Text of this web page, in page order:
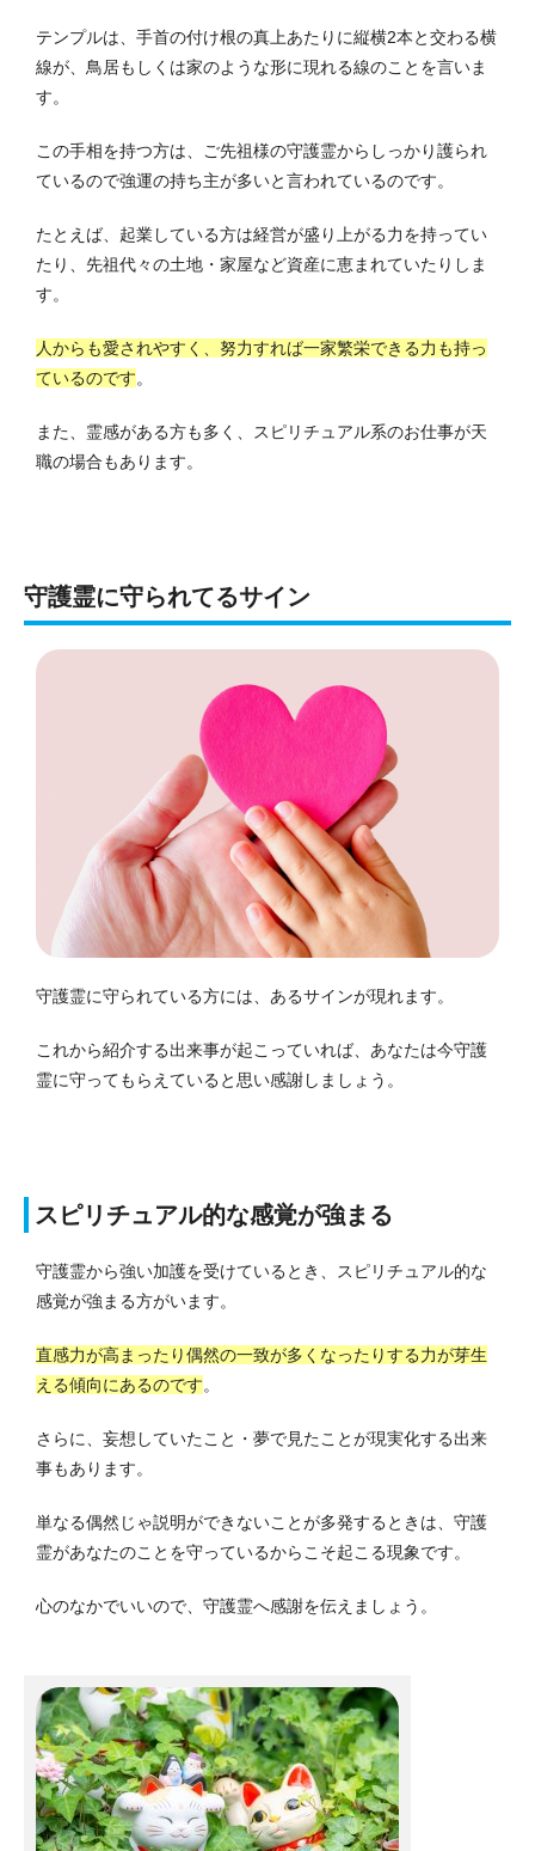
テンプルは、手首の付け根の真上あたりに縦横2本と交わる横
線が、鳥居もしくは家のような形に現れる線のことを言いま
す。
この手相を持つ方は、ご先祖様の守護霊からしっかり護られ
ているので強運の持ち主が多いと言われているのです。
たとえば、起業している方は経営が盛り上がる力を持ってい
たり、先祖代々の土地・家屋など資産に恵まれていたりしま
す。
人からも愛されやすく、努力すれば一家繁栄できる力も持っ
ているのです。
また、霊感がある方も多く、スピリチュアル系のお仕事が天
職の場合もあります。
守護霊に守られてるサイン
守護霊に守られている方には、あるサインが現れます。
これから紹介する出来事が起こっていれば、あなたは今守護
霊に守ってもらえていると思い感謝しましょう。
スピリチュアル的な感覚が強まる
守護霊から強い加護を受けているとき、スピリチュアル的な
感覚が強まる方がいます。
直感力が高まったり偶然の一致が多くなったりする力が芽生
える傾向にあるのです。
さらに、妄想していたこと・夢で見たことが現実化する出来
事もあります。
単なる偶然じゃ説明ができないことが多発するときは、守護
霊があなたのことを守っているからこそ起こる現象です。
心のなかでいいので、守護霊へ感謝を伝えましょう。